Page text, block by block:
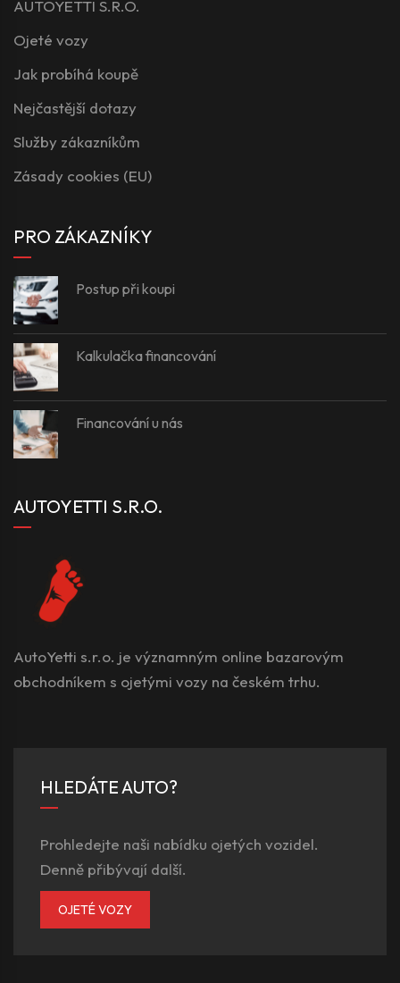
AUTOYETTI S.R.O.
Ojeté vozy
Jak probíhá koupě
Nejčastější dotazy
Služby zákazníkům
Zásady cookies (EU)
PRO ZÁKAZNÍKY
Postup při koupi
Kalkulačka financování
Financování u nás
AUTOYETTI S.R.O.
AutoYetti s.r.o. je významným online bazarovým
obchodníkem s ojetými vozy na českém trhu.
HLEDÁTE AUTO?
Prohledejte naši nabídku ojetých vozidel.
Denně přibývají další.
OJETÉ VOZY